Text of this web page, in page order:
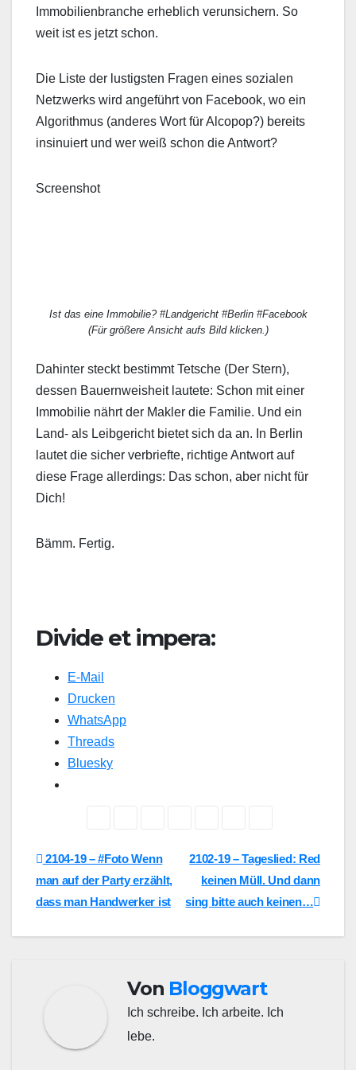
Immobilienbranche erheblich verunsichern. So
weit ist es jetzt schon.
Die Liste der lustigsten Fragen eines sozialen
Netzwerks wird angeführt von Facebook, wo ein
Algorithmus (anderes Wort für Alcopop?) bereits
insinuiert und wer weiß schon die Antwort?
Screenshot
Ist das eine Immobilie? #Landgericht #Berlin #Facebook
(Für größere Ansicht aufs Bild klicken.)
Dahinter steckt bestimmt Tetsche (Der Stern),
dessen Bauernweisheit lautete: Schon mit einer
Immobilie nährt der Makler die Familie. Und ein
Land- als Leibgericht bietet sich da an. In Berlin
lautet die sicher verbriefte, richtige Antwort auf
diese Frage allerdings: Das schon, aber nicht für
Dich!
Bämm. Fertig.
Divide et impera:
E-Mail
Drucken
WhatsApp
Threads
Bluesky
Beitragsnavigation
2102-19 – Tageslied: Red
keinen Müll. Und dann
sing bitte auch keinen…
2104-19 – #Foto Wenn
man auf der Party erzählt,
dass man Handwerker ist
Von Bloggwart
Ich schreibe. Ich arbeite. Ich
lebe.